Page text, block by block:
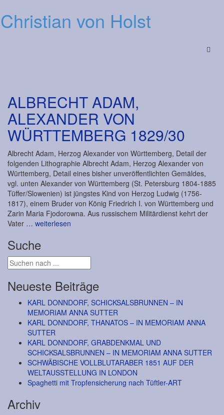
Christian von Holst
Menu
ALBRECHT ADAM,
ALEXANDER VON
WÜRTTEMBERG 1829/30
Albrecht Adam, Herzog Alexander von Württemberg, Detail der
folgenden Lithographie Albrecht Adam, Herzog Alexander von
Württemberg, Detail eines bisher unveröffentlichten Gemäldes,
vgl. unten Alexander von Württemberg (St. Petersburg 1804-1885
Tüffer/Slowenien) ist jüngstes Kind von Herzog Ludwig (1756-
1817), einem Bruder von König Friedrich I. von Württemberg und
Zarin Maria Fjodorowna. Aus russischem Militärdienst kehrt der
Vater … weiterlesen
Suche
Neueste Beiträge
KARL DONNDORF, SCHICKSALSBRUNNEN – IN
MEMORIAM ANNA SUTTER
KARL DONNDORF, THANATOS – IN MEMORIAM ANNA
SUTTER
KARL DONNDORF, GRABDENKMAL UND
SCHICKSALSBRUNNEN – IN MEMORIAM ANNA SUTTER
SCHWÄBISCHE VOLLBLUTARABER 1851 AUF DER
WELTAUSSTELLUNG IN LONDON
Spaghetti mit Tropfensicherung nach Tüftler-ART
Archiv